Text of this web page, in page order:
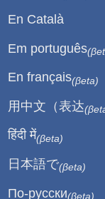
En Català
Em português
En français(βeta)
用中文（表达
हिंदी में(βeta)
日本語で(βeta)
По-русски(βeta)